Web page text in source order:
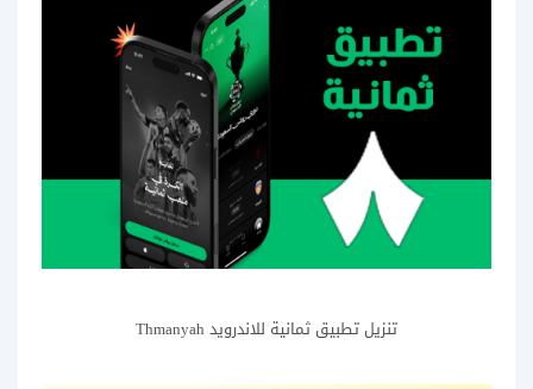
تنزيل تطبيق ثمانية للاندرويد Thmanyah